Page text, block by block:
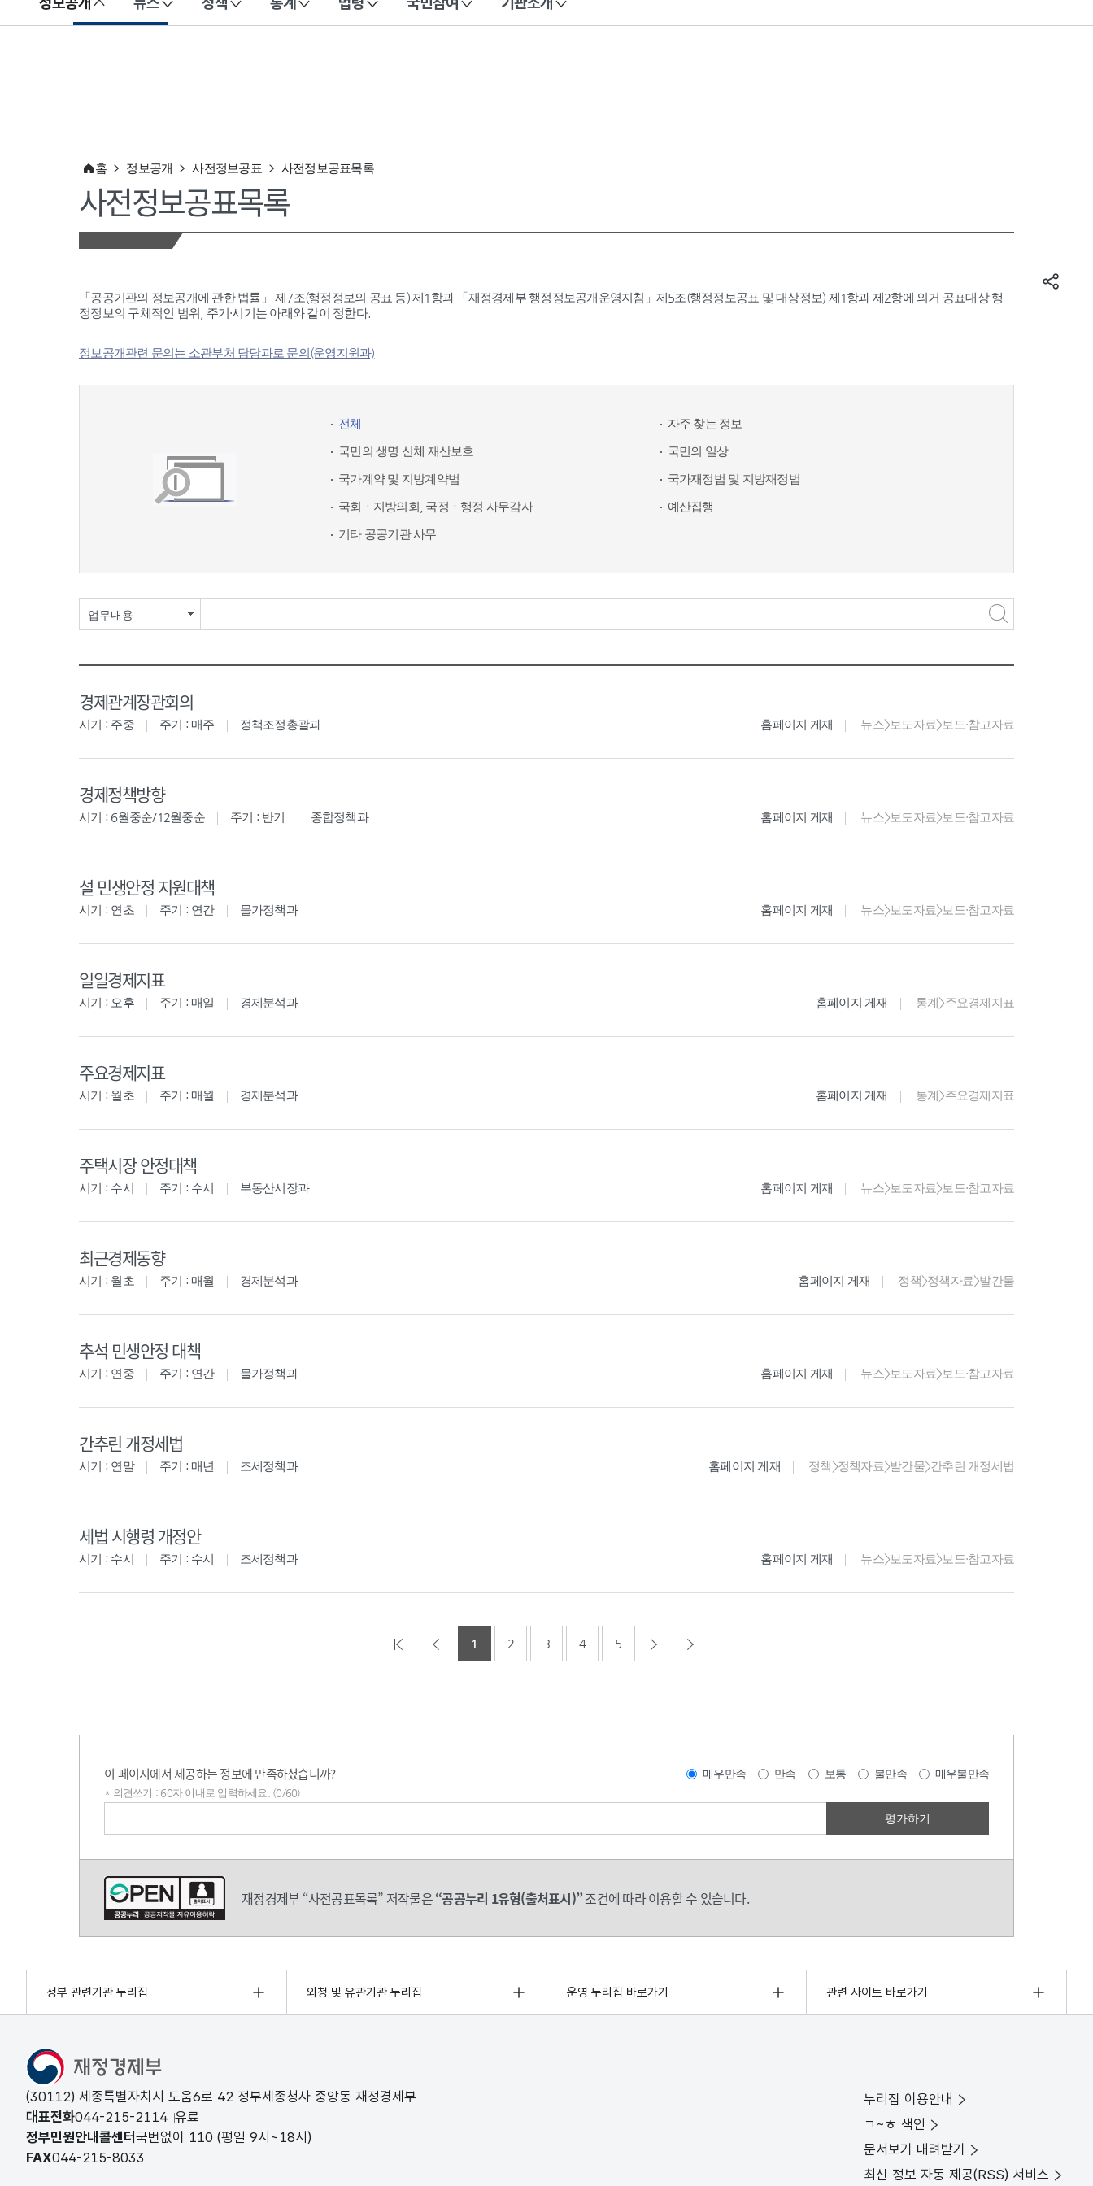
이 누리집은 대한민국 공식 전자정부 누리집입니다.
홈 정보공개 사전정보공표 사전정보공표목록
사전정보공표목록
「공공기관의 정보공개에 관한 법률」 제7조(행정정보의 공표 등) 제1항과 「재정경제부 행정정보공개운영지침」제5조(행정정보공표 및 대상정보) 제1항과 제2항에 의거 공표대상 행
정정보의 구체적인 범위, 주기·시기는 아래와 같이 정한다.
정보공개관련 문의는 소관부처 담당과로 문의(운영지원과)
전체
자주 찾는 정보
국민의 생명 신체 재산보호
국민의 일상
국가계약 및 지방계약법
국가재정법 및 지방재정법
국회ㆍ지방의회, 국정ㆍ행정 사무감사
예산집행
기타 공공기관 사무
업무내용
경제관계장관회의
시기 : 주중 주기 : 매주 정책조정총괄과 홈페이지 게재 뉴스>보도자료>보도·참고자료
경제정책방향
시기 : 6월중순/12월중순 주기 : 반기 종합정책과 홈페이지 게재 뉴스>보도자료>보도·참고자료
설 민생안정 지원대책
시기 : 연초 주기 : 연간 물가정책과 홈페이지 게재 뉴스>보도자료>보도·참고자료
일일경제지표
시기 : 오후 주기 : 매일 경제분석과 홈페이지 게재 통계>주요경제지표
주요경제지표
시기 : 월초 주기 : 매월 경제분석과 홈페이지 게재 통계>주요경제지표
주택시장 안정대책
시기 : 수시 주기 : 수시 부동산시장과 홈페이지 게재 뉴스>보도자료>보도·참고자료
최근경제동향
시기 : 월초 주기 : 매월 경제분석과 홈페이지 게재 정책>정책자료>발간물
추석 민생안정 대책
시기 : 연중 주기 : 연간 물가정책과 홈페이지 게재 뉴스>보도자료>보도·참고자료
간추린 개정세법
시기 : 연말 주기 : 매년 조세정책과 홈페이지 게재 정책>정책자료>발간물>간추린 개정세법
세법 시행령 개정안
시기 : 수시 주기 : 수시 조세정책과 홈페이지 게재 뉴스>보도자료>보도·참고자료
1 2 3 4 5
이 페이지에서 제공하는 정보에 만족하셨습니까? 매우만족 만족 보통 불만족 매우불만족
* 의견쓰기 : 60자 이내로 입력하세요. (0/60)
재정경제부 “사전공표목록” 저작물은“공공누리 1유형(출처표시)”조건에 따라 이용할 수 있습니다.
정부 관련기관 누리집 외청 및 유관기관 누리집 운영 누리집 바로가기 관련 사이트 바로가기
(30112) 세종특별자치시 도움6로 42 정부세종청사 중앙동 재정경제부
대표전화044-215-2114 유료
정부민원안내콜센터 국번없이 110 (평일 9시~18시)
FAX044-215-8033
누리집 이용안내
ㄱ~ㅎ 색인
문서보기 내려받기
최신 정보 자동 제공(RSS) 서비스